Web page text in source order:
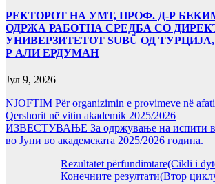
РЕКТОРОТ НА УМТ, ПРОФ. Д-Р
ОДРЖА РАБОТНА СРЕДБА СО
УНИВЕРЗИТЕТОТ SUBÜ ОД
Р АЛИ ЕРДУМАН
Јул 9, 2026
NJOFTIM Për organizimin e provimeve në
Qershorit në vitin akademik 2025/2026
ИЗВЕСТУВАЊЕ За одржување на испити во
во Јуни во академската 2025/2026 година.
Rezultatet përfundimtare(Cikli i
Конечните резултати(Втор